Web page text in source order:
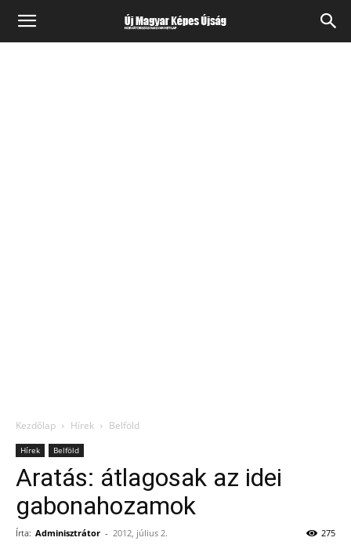
Kezdőlap Hírek Belföld
Hírek Belföld
Aratás: átlagosak az idei
gabonahozamok
Írta: Adminisztrátor - 2012, július 2. 275